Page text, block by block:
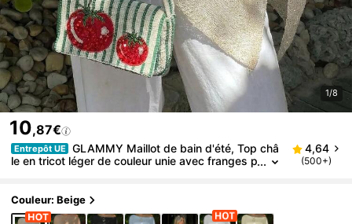
1/8
10,87€
Entrepôt UE
GLAMMY Maillot de bain d'été, Top châ
le en tricot léger de couleur unie avec franges p
blanc/beige, sorties printemps/été, festivals de mu
sique, concerts country, vacances
4,64
(500+)
Couleur: Beige